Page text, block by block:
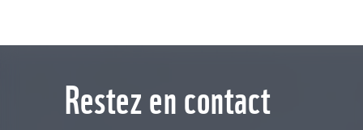
Restez en contact